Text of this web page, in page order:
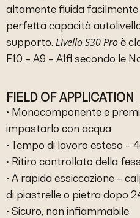
altamente fluida facilmente
perfetta capacità
supporto. Livello S30 Pro è
F10 – A9 – A1fl secondo le
FIELD OF APPLICATION
• Monocomponente e
impastarlo con acqua
• Tempo di lavoro esteso –
• Ritiro controllato della
• A rapida essiccazione –
di piastrelle o pietra dopo
• Sicuro, non infiammabile